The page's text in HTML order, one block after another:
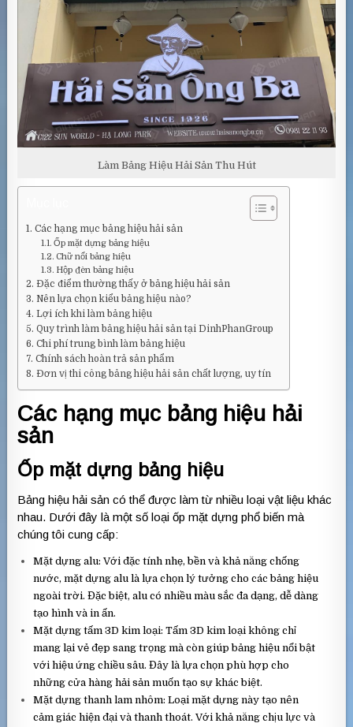
Làm Bảng Hiệu Hải Sản Thu Hút
Các hạng mục bảng hiệu hải sản
Ốp mặt dựng bảng hiệu
Chữ nổi bảng hiệu
Hộp đèn bảng hiệu
Đặc điểm thường thấy ở bảng hiệu hải sản
Nên lựa chọn kiểu bảng hiệu nào?
Lợi ích khi làm bảng hiệu
Quy trình làm bảng hiệu hải sản tại DinhPhanGroup
Chi phí trung bình làm bảng hiệu
Chính sách hoàn trả sản phẩm
Đơn vị thi công bảng hiệu hải sản chất lượng, uy tín
Các hạng mục bảng hiệu hải
sản
Ốp mặt dựng bảng hiệu
Bảng hiệu hải sản có thể được làm từ nhiều loại vật liệu khác
nhau. Dưới đây là một số loại ốp mặt dựng phổ biến mà
chúng tôi cung cấp:
Mặt dựng alu: Với đặc tính nhẹ, bền và khả năng chống
nước, mặt dựng alu là lựa chọn lý tưởng cho các bảng hiệu
ngoài trời. Đặc biệt, alu có nhiều màu sắc đa dạng, dễ dàng
tạo hình và in ấn.
Mặt dựng tấm 3D kim loại: Tấm 3D kim loại không chỉ
mang lại vẻ đẹp sang trọng mà còn giúp bảng hiệu nổi bật
với hiệu ứng chiều sâu. Đây là lựa chọn phù hợp cho
những cửa hàng hải sản muốn tạo sự khác biệt.
Mặt dựng thanh lam nhôm: Loại mặt dựng này tạo nên
cảm giác hiện đại và thanh thoát. Với khả năng chịu lực và